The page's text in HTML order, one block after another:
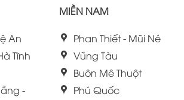
An
Tĩnh
-
MIỀN NAM
Phan Thiết - Mũi Né
Vũng Tàu
Buôn Mê Thuột
Phú Quốc